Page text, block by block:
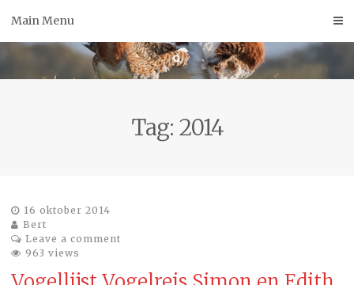
Main Menu
Tag: 2014
16 oktober 2014
Bert
Leave a comment
963 views